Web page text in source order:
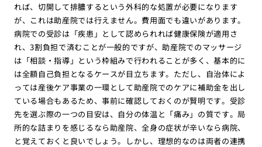
れば、切開して排膿するという外科的な処置が必要になります
が、これは助産院では行えません。費用面でも違いがあります。
病院での受診は「疾患」として認められれば健康保険が適用さ
れ、3割負担で済むことが一般的ですが、助産院でのマッサージ
は「相談・指導」という枠組みで行われることが多く、基本的に
は全額自己負担となるケースが目立ちます。ただし、自治体によ
っては産後ケア事業の一環として助産院でのケアに補助金を出し
ている場合もあるため、事前に確認しておくのが賢明です。受診
先を選ぶ際の一つの目安は、自分の体温と「痛み」の質です。局
所的な詰まりを感じるなら助産院、全身の症状が辛いなら病院、
と覚えておくと良いでしょう。しかし、理想的なのは両者の連携